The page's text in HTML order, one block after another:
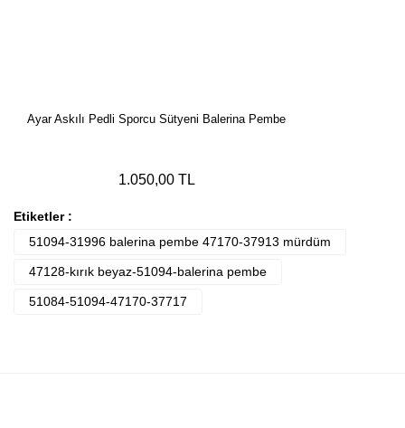
Ayar Askılı Pedli Sporcu Sütyeni Balerina Pembe
1.050,00 TL
Etiketler :
51094-31996 balerina pembe 47170-37913 mürdüm
47128-kırık beyaz-51094-balerina pembe
51084-51094-47170-37717